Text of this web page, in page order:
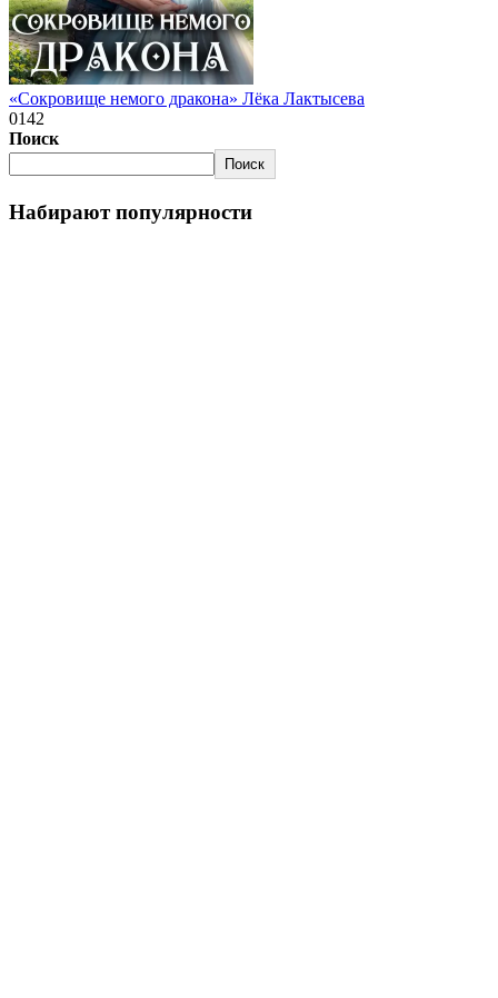
«Сокровище немого дракона» Лёка Лактысева
0142
Поиск
Поиск
Набирают популярности